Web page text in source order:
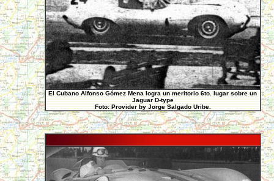
El Cubano Alfonso Gómez Mena logra un meritorio 6to. lugar sobre un
Jaguar D-type
Foto: Provider by Jorge Salgado Uribe.